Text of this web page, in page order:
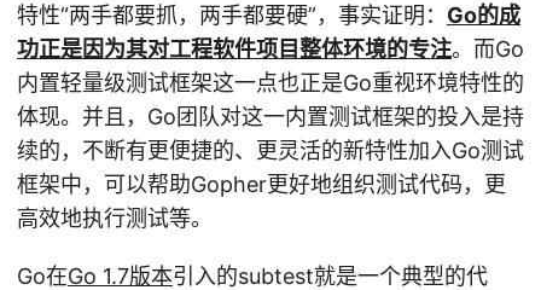
特性“两手都要抓，两手都要硬”，事实证明： Go的成
功正是因为其对工程软件项目整体环境的专注。而Go
内置轻量级测试框架这一点也正是Go重视环境特性的
体现。并且，Go团队对这一内置测试框架的投入是持
续的，不断有更便捷的、更灵活的新特性加入Go测试
框架中，可以帮助Gopher更好地组织测试代码，更
高效地执行测试等。
Go在Go 1.7版本引入的subtest就是一个典型的代